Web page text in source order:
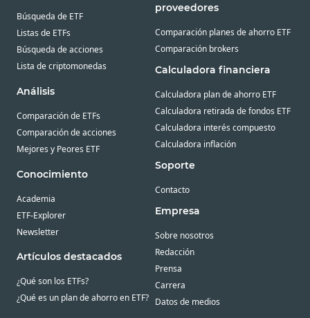
Búsqueda de ETF
Listas de ETFs
Búsqueda de acciones
Lista de criptomonedas
Análisis
Comparación de ETFs
Comparación de acciones
Mejores y Peores ETF
Conocimiento
Academia
ETF-Explorer
Newsletter
Artículos destacados
¿Qué son los ETFs?
¿Qué es un plan de ahorro en ETF?
proveedores
Comparación planes de ahorro ETF
Comparación brokers
Calculadora financiera
Calculadora plan de ahorro ETF
Calculadora retirada de fondos ETF
Calculadora interés compuesto
Calculadora inflación
Soporte
Contacto
Empresa
Sobre nosotros
Redacción
Prensa
Carrera
Datos de medios